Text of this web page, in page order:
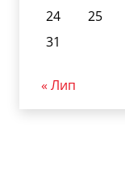
24
25
31
« Лип